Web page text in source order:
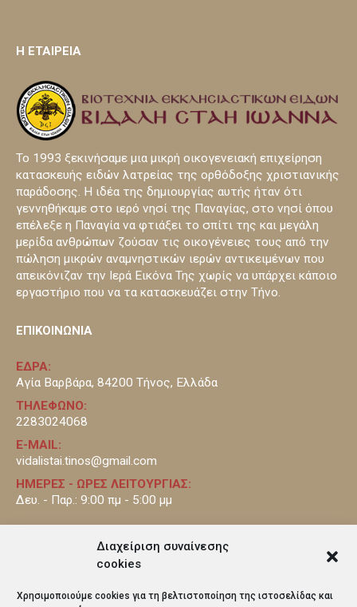
Διαχείριση συναίνεσης
cookies
Χρησιμοποιούμε cookies για τη βελτιστοποίηση της ιστοσελίδας και
H ΕΤΑΙΡΕΙΑ
Το 1993 ξεκινήσαμε μια μικρή οικογενειακή επιχείρηση
κατασκευής ειδών λατρείας της ορθόδοξης χριστιανικής
παράδοσης. Η ιδέα της δημιουργίας αυτής ήταν ότι
γεννηθήκαμε στο ιερό νησί της Παναγίας, στο νησί όπου
επέλεξε η Παναγία να φτιάξει το σπίτι της και μεγάλη
μερίδα ανθρώπων ζούσαν τις οικογένειες τους από την
πώληση μικρών αναμνηστικών ιερών αντικειμένων που
απεικόνιζαν την Ιερά Εικόνα Της χωρίς να υπάρχει κάποιο
εργαστήριο που να τα κατασκευάζει στην Τήνο.
ΕΠΙΚΟΙΝΩΝΙΑ
ΕΔΡΑ:
Αγία Βαρβάρα, 84200 Τήνος, Ελλάδα
ΤΗΛΕΦΩΝΟ:
2283024068
E-MAIL:
vidalistai.tinos@gmail.com
ΗΜΕΡΕΣ - ΩΡΕΣ ΛΕΙΤΟΥΡΓΙΑΣ:
Δευ. - Παρ.: 9:00 πμ - 5:00 μμ
ΠΛΗΡΟΦΟΡΙΕΣ